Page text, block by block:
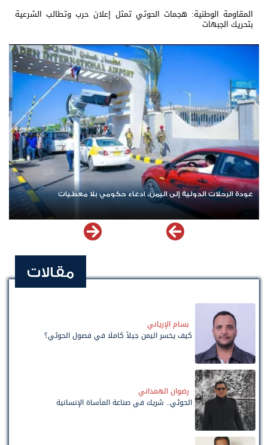
المقاومة الوطنية: هجمات الحوثي تمثل إعلان حرب وتطالب الشرعية
بتحريك الجبهات
معطيات اشترك الآن في قناة الواتساب لـ نيوزيمن
مقالات
بسام الإرياني
كيف يخسر اليمن جيلاً كاملًا في فصول الحوثي؟
رضوان الهمداني
الحوثي.. شريك في صناعة المأساة الإنسانية